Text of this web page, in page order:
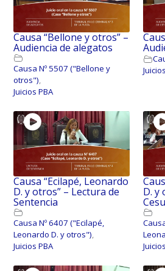
Causa “Bellone y otros” –
Audiencia de alegatos
Causa Nº 5507 ("Bellone y
otros"),
Juicios PBA
Causa “Ecilapé, Leonardo
D. y otros” – Lectura de
Sentencia
Causa Nº 6407 ("Ecilapé,
Leonardo D. y otros"),
Juicios PBA
D. y